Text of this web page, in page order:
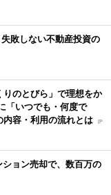
敗しない不動産投資の
りのとびら」で理想をか
「いつでも・何度で
内容・利用の流れとは [P
ション売却で、数百万の